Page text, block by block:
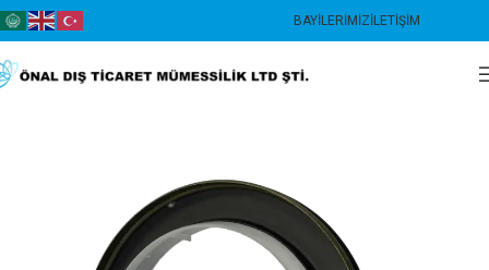
BAYILERIMIZİLETIŞIM